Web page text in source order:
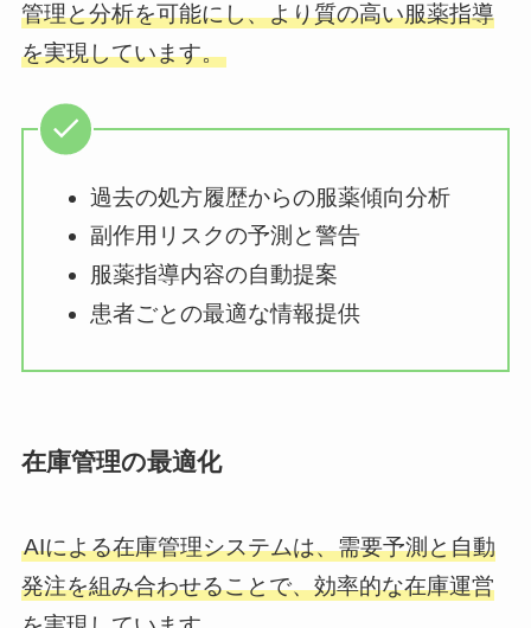
管理と分析を可能にし、より質の高い服薬指導
を実現しています。
過去の処方履歴からの服薬傾向分析
副作用リスクの予測と警告
服薬指導内容の自動提案
患者ごとの最適な情報提供
在庫管理の最適化
AIによる在庫管理システムは、需要予測と自動
発注を組み合わせることで、効率的な在庫運営